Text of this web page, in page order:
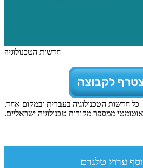
חדשות הטכנולוגיה
כל חדשות הטכנולוגיה בעברית ובמקום אחד.
ממספר מקורות טכנולוגיה ישראליים.
ערוץ טלגרם